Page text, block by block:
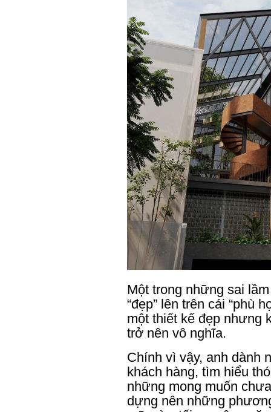
Một trong những sai
“đẹp” lên trên cái “phù
một thiết kế đẹp nhưng
trở nên vô nghĩa.
Chính vì vậy, anh dành
khách hàng, tìm hiểu
những mong muốn
dựng nên những